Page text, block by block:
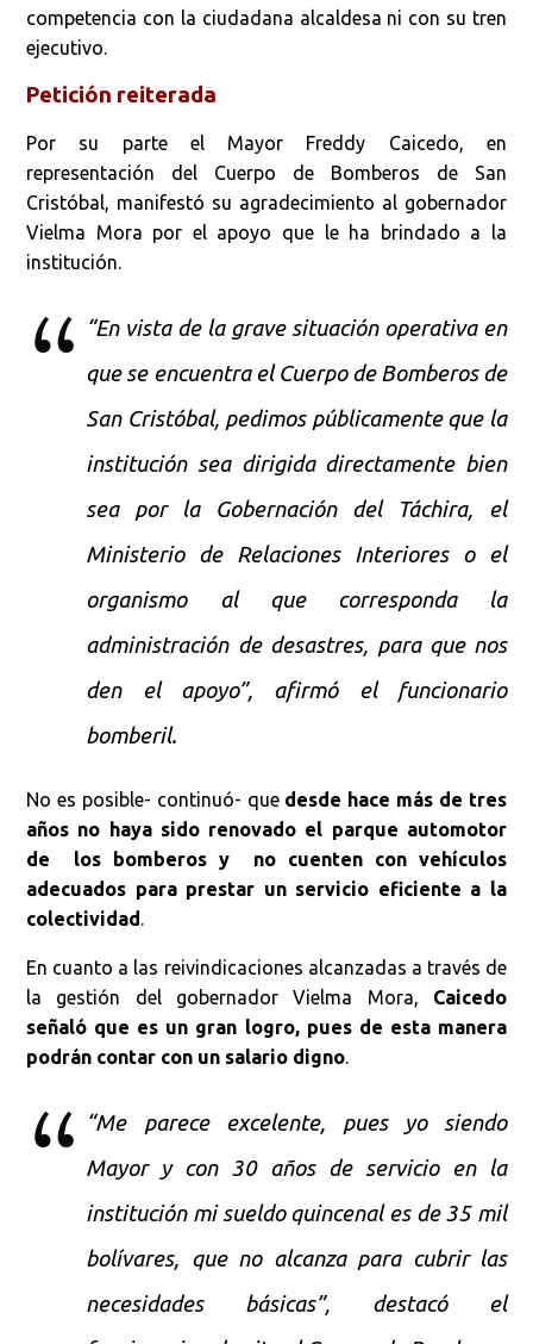
competencia con la ciudadana alcaldesa ni con su tren
ejecutivo.
Petición reiterada
Por su parte el Mayor Freddy Caicedo, en
representación del Cuerpo de Bomberos de San
Cristóbal, manifestó su agradecimiento al gobernador
Vielma Mora por el apoyo que le ha brindado a la
institución.
“En vista de la grave situación operativa en
que se encuentra el Cuerpo de Bomberos de
San Cristóbal, pedimos públicamente que la
institución sea dirigida directamente bien
sea por la Gobernación del Táchira, el
Ministerio de Relaciones Interiores o el
organismo al que corresponda la
administración de desastres, para que nos
den el apoyo”, afirmó el funcionario
bomberil.
No es posible- continuó- que desde hace más de tres
años no haya sido renovado el parque automotor
de los bomberos y no cuenten con vehículos
adecuados para prestar un servicio eficiente a la
colectividad .
En cuanto a las reivindicaciones alcanzadas a través de
la gestión del gobernador Vielma Mora, Caicedo
señaló que es un gran logro, pues de esta manera
podrán contar con un salario digno.
“Me parece excelente, pues yo siendo
Mayor y con 30 años de servicio en la
institución mi sueldo quincenal es de 35 mil
bolívares, que no alcanza para cubrir las
necesidades básicas”, destacó el